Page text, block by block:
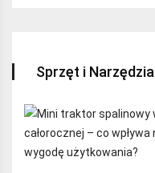
Sprzęt i Narzędzia